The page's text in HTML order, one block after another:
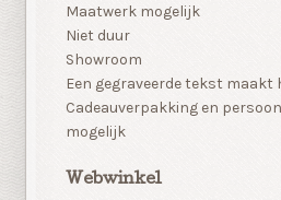
Maatwerk mogelijk
Niet duur
Showroom
Een gegraveerde tekst maakt
Cadeauverpakking en
mogelijk
Webwinkel